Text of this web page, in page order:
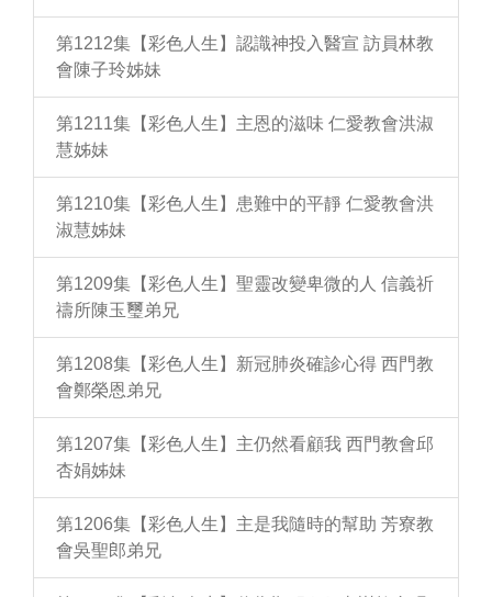
第1212集【彩色人生】認識神投入醫宣 訪員林教
會陳子玲姊妹
第1211集【彩色人生】主恩的滋味 仁愛教會洪淑
慧姊妹
第1210集【彩色人生】患難中的平靜 仁愛教會洪
淑慧姊妹
第1209集【彩色人生】聖靈改變卑微的人 信義祈
禱所陳玉璽弟兄
第1208集【彩色人生】新冠肺炎確診心得 西門教
會鄭榮恩弟兄
第1207集【彩色人生】主仍然看顧我 西門教會邱
杏娟姊妹
第1206集【彩色人生】主是我隨時的幫助 芳寮教
會吳聖郎弟兄